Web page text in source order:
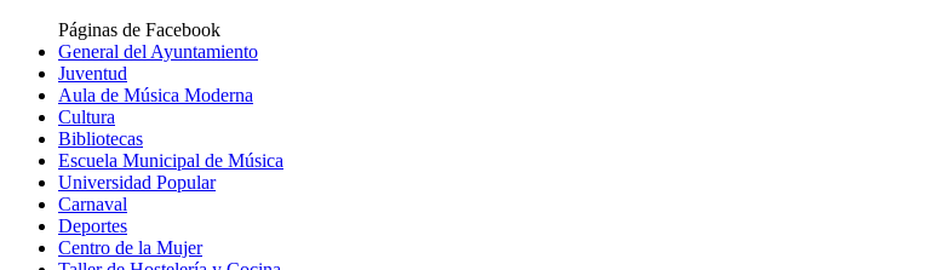
Páginas de Facebook
General del Ayuntamiento
Juventud
Aula de Música Moderna
Cultura
Bibliotecas
Escuela Municipal de Música
Universidad Popular
Carnaval
Deportes
Centro de la Mujer